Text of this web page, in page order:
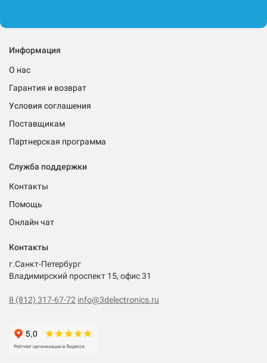
Информация
О нас
Гарантия и возврат
Условия соглашения
Поставщикам
Партнерская программа
Служба поддержки
Контакты
Помощь
Онлайн чат
Контакты
г.Санкт-Петербург
Владимирский проспект 15, офис 31
8 (812) 317-67-72 info@3delectronics.ru